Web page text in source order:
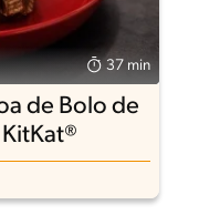
37 min
de Bolo de